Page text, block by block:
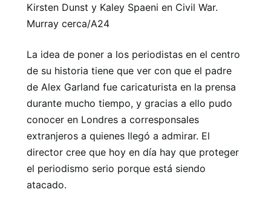
Kirsten Dunst y Kaley Spaeni en Civil War.
Murray cerca/A24
La idea de poner a los periodistas en el centro
de su historia tiene que ver con que el padre
de Alex Garland fue caricaturista en la prensa
durante mucho tiempo, y gracias a ello pudo
conocer en Londres a corresponsales
extranjeros a quienes llegó a admirar. El
director cree que hoy en día hay que proteger
el periodismo serio porque está siendo
atacado.